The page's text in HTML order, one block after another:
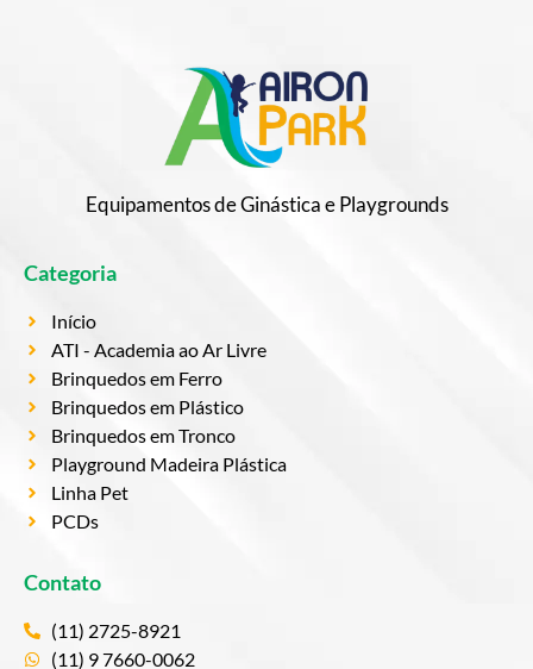
Equipamentos de Ginástica e Playgrounds
Categoria
Início
ATI - Academia ao Ar Livre
Brinquedos em Ferro
Brinquedos em Plástico
Brinquedos em Tronco
Playground Madeira Plástica
Linha Pet
PCDs
Contato
(11) 2725-8921
(11) 9 7660-0062